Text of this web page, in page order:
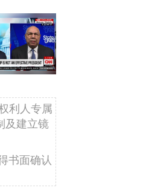
利人专属
及建立镜
书面确认